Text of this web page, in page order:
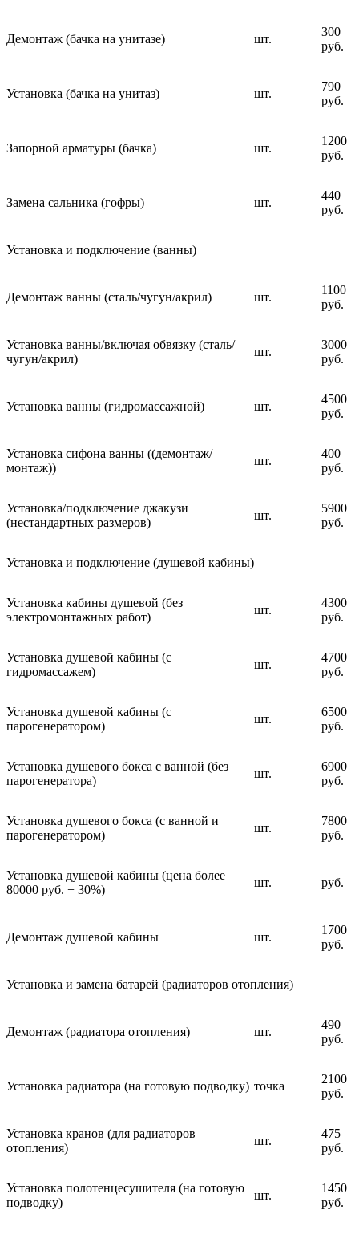
Демонтаж (бачка на унитазе) шт.
300
руб.
Установка (бачка на унитаз) шт.
790
руб.
Запорной арматуры (бачка) шт.
1200
руб.
Замена сальника (гофры) шт.
440
руб.
Установка и подключение (ванны)
Демонтаж ванны (сталь/чугун/акрил) шт.
1100
руб.
Установка ванны/включая обвязку (сталь/
чугун/акрил)
шт.
3000
руб.
Установка ванны (гидромассажной) шт.
4500
руб.
Установка сифона ванны ((демонтаж/
монтаж))
шт.
400
руб.
Установка/подключение джакузи
(нестандартных размеров)
шт.
5900
руб.
Установка и подключение (душевой кабины)
Установка кабины душевой (без
электромонтажных работ)
шт.
4300
руб.
Установка душевой кабины (с
гидромассажем)
шт.
4700
руб.
Установка душевой кабины (с
парогенератором)
шт.
6500
руб.
Установка душевого бокса с ванной (без
парогенератора)
шт.
6900
руб.
Установка душевого бокса (с ванной и
парогенератором)
шт.
7800
руб.
Установка душевой кабины (цена более
80000 руб. + 30%)
шт. руб.
Демонтаж душевой кабины шт.
1700
руб.
Установка и замена батарей (радиаторов отопления)
Демонтаж (радиатора отопления) шт.
490
руб.
Установка радиатора (на готовую подводку) точка
2100
руб.
Установка кранов (для радиаторов
отопления)
шт.
475
руб.
Установка полотенцесушителя (на готовую
подводку)
шт.
1450
руб.